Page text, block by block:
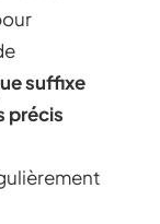
suffixe
précis